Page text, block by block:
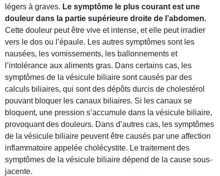
légers à graves. Le symptôme le plus courant est une
douleur dans la partie supérieure droite de l’abdomen.
Cette douleur peut être vive et intense, et elle peut irradier
vers le dos ou l’épaule. Les autres symptômes sont les
nausées, les vomissements, les ballonnements et
l’intolérance aux aliments gras. Dans certains cas, les
symptômes de la vésicule biliaire sont causés par des
calculs biliaires, qui sont des dépôts durcis de cholestérol
pouvant bloquer les canaux biliaires. Si les canaux se
bloquent, une pression s’accumule dans la vésicule biliaire,
provoquant des douleurs. Dans d’autres cas, les symptômes
de la vésicule biliaire peuvent être causés par une affection
inflammatoire appelée cholécystite. Le traitement des
symptômes de la vésicule biliaire dépend de la cause sous-
jacente.